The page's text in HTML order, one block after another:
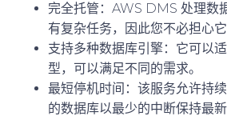
完全托管 ：AWS DMS 处理数
有复杂任务，因此您不必担心它
支持多种数据库引擎 ：它可以
型，可以满足不同的需求。
最短停机时间 ：该服务允许持
的数据库以最少的中断保持最新